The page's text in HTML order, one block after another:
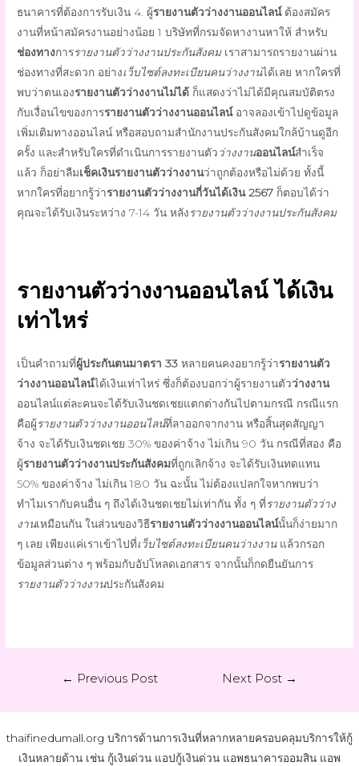
ธนาคารที่ต้องการรับเงิน 4. ผู้รายงานตัวว่างงานออนไลน์ต้องสมัคร
งานที่หน้าสมัครงานอย่างน้อย 1 บริษัทที่กรมจัดหางานหาให้ สำหรับ
ช่องทางการรายงานตัวว่างงานประกันสังคมเราสามารถรายงานผ่าน
ช่องทางที่สะดวก อย่างเว็บไซต์ลงทะเบียนคนว่างงานได้เลย หากใครที่
พบว่าตนเองรายงานตัวว่างงานไม่ได้ ก็แสดงว่าไม่ได้มีคุณสมบัติตรง
กับเงื่อนไขของการรายงานตัวว่างงานออนไลน์อาจลองเข้าไปดูข้อมูล
เพิ่มเติมทางออนไลน์ หรือสอบถามสำนักงานประกันสังคมใกล้บ้านดูอีก
ครั้ง และสำหรับใครที่ดำเนินการรายงานตัวว่างงานออนไลน์สำเร็จ
แล้ว ก็อย่าลืมเช็คเงินรายงานตัวว่างงานว่าถูกต้องหรือไม่ด้วย ทั้งนี้
หากใครที่อยากรู้ว่ารายงานตัวว่างงานกี่วันได้เงิน 2567 ก็ตอบได้ว่า
คุณจะได้รับเงินระหว่าง 7-14 วัน หลังรายงานตัวว่างงานประกันสังคม
รายงานตัวว่างงานออนไลน์ ได้เงิน
เท่าไหร่
เป็นคำถามที่ผู้ประกันตนมาตรา 33 หลายคนคงอยากรู้ว่ารายงานตัว
ว่างงานออนไลน์ได้เงินเท่าไหร่ ซึ่งก็ต้องบอกว่าผู้รายงานตัวว่างงาน
ออนไลน์แต่ละคนจะได้รับเงินชดเชยแตกต่างกันไปตามกรณี กรณีแรก
คือผู้รายงานตัวว่างงานออนไลน์ที่ลาออกจากงาน หรือสิ้นสุดสัญญา
จ้าง จะได้รับเงินชดเชย 30% ของค่าจ้าง ไม่เกิน 90 วัน กรณีที่สอง คือ
ผู้รายงานตัวว่างงานประกันสังคมที่ถูกเลิกจ้าง จะได้รับเงินทดแทน
50% ของค่าจ้าง ไม่เกิน 180 วัน ฉะนั้น ไม่ต้องแปลกใจหากพบว่า
ทำไมเรากับคนอื่น ๆ ถึงได้เงินชดเชยไม่เท่ากัน ทั้ง ๆ ที่รายงานตัวว่าง
งานเหมือนกัน ในส่วนของวิธีรายงานตัวว่างงานออนไลน์นั้นก็ง่ายมาก
ๆ เลย เพียงแค่เราเข้าไปที่เว็บไซต์ลงทะเบียนคนว่างงานแล้วกรอก
ข้อมูลส่วนต่าง ๆ พร้อมกับอัปโหลดเอกสาร จากนั้นก็กดยืนยันการ
รายงานตัวว่างงานประกันสังคม
← Previous Post Next Post →
thaifinedumall.org บริการด้านการเงินที่หลากหลายครอบคลุมบริการให้กู้
เงินหลายด้าน เช่น กู้เงินด่วน แอปกู้เงินด่วน แอพธนาคารออมสิน แอพ